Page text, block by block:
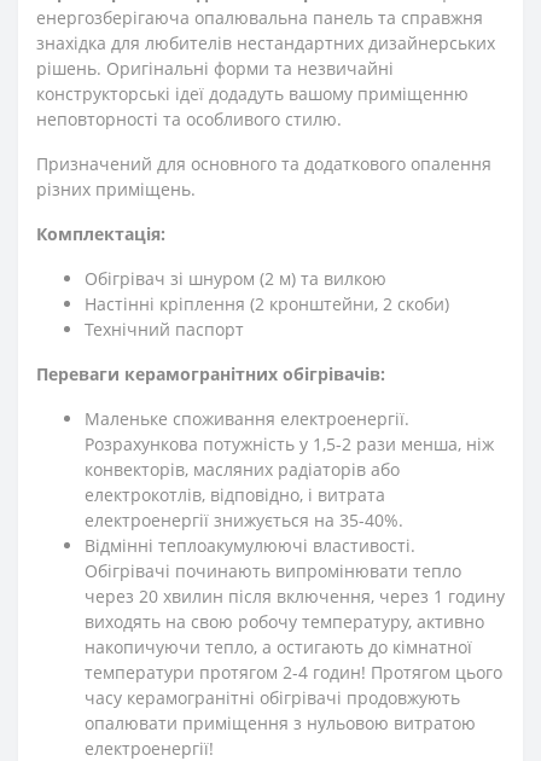
енергозберігаюча опалювальна панель та справжня
знахідка для любителів нестандартних дизайнерських
рішень. Оригінальні форми та незвичайні
конструкторські ідеї додадуть вашому приміщенню
неповторності та особливого стилю.
Призначений для основного та додаткового опалення
різних приміщень.
Комплектація:
Обігрівач зі шнуром (2 м) та вилкою
Настінні кріплення (2 кронштейни, 2 скоби)
Технічний паспорт
Переваги керамогранітних обігрівачів:
Маленьке споживання електроенергії.
Розрахункова потужність у 1,5-2 рази менша, ніж
конвекторів, масляних радіаторів або
електрокотлів, відповідно, і витрата
електроенергії знижується на 35-40%.
Відмінні теплоакумулюючі властивості.
Обігрівачі починають випромінювати тепло
через 20 хвилин після включення, через 1 годину
виходять на свою робочу температуру, активно
накопичуючи тепло, а остигають до кімнатної
температури протягом 2-4 годин! Протягом цього
часу керамогранітні обігрівачі продовжують
опалювати приміщення з нульовою витратою
електроенергії!